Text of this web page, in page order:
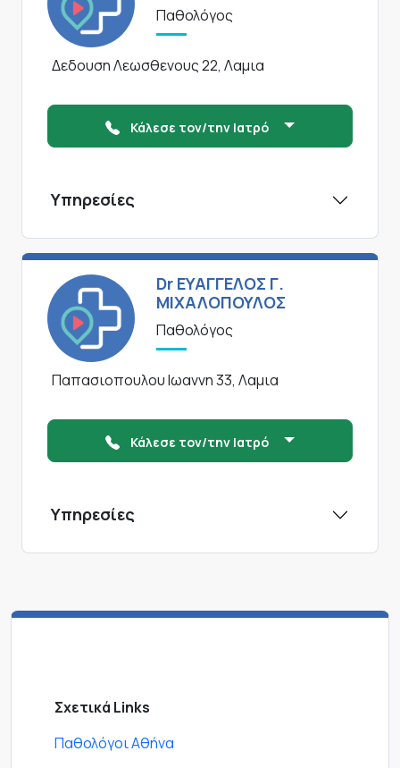
Παθολόγος
Δεδουση Λεωσθενους 22, Λαμια
Κάλεσε τον/την Ιατρό
Υπηρεσίες
Dr ΕΥΑΓΓΕΛΟΣ Γ.
ΜΙΧΑΛΟΠΟΥΛΟΣ
Παθολόγος
Παπασιοπουλου Ιωαννη 33, Λαμια
Κάλεσε τον/την Ιατρό
Υπηρεσίες
Σχετικά Links
Παθολόγοι Αθήνα